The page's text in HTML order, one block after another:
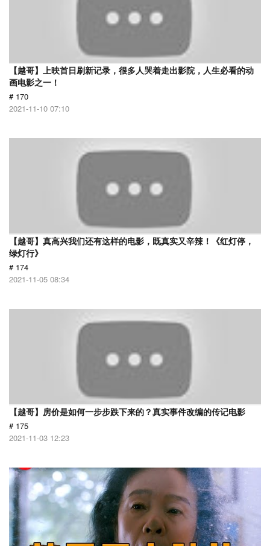
【越哥】上映首日刷新记录，很多人哭着走出影院，人生必看的动
画电影之一！
# 170
2021-11-10 07:10
【越哥】真高兴我们还有这样的电影，既真实又辛辣！《红灯停，
绿灯行》
# 174
2021-11-05 08:34
【越哥】房价是如何一步步跌下来的？真实事件改编的传记电影
# 175
2021-11-03 12:23